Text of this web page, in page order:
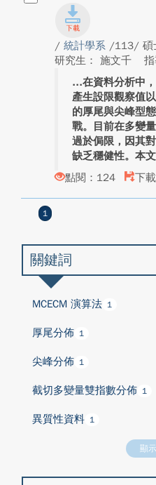
/ 統計學系 /113/ 碩
研究生： 施文千
在資料分析中
產生設限觀察值
的厚尾與尖峰型
戰。目前在多變
過於侷限，因其
缺乏穩健性。本
點閱：124
下
1
關鍵詞
MCECM 演算法 1
厚尾分佈 1
尖峰分佈 1
截切多變量雙指數分佈 1
異質性資料 1
顯